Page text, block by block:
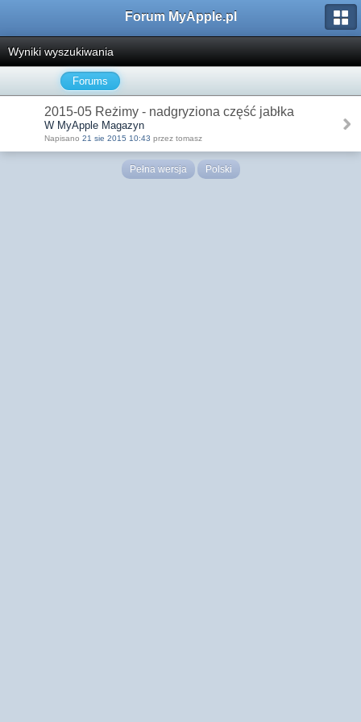
Forum MyApple.pl
Wyniki wyszukiwania
Forums
2015-05 Reżimy - nadgryziona część jabłka
W MyApple Magazyn
Napisano 21 sie 2015 10:43 przez tomasz
Pełna wersja Polski